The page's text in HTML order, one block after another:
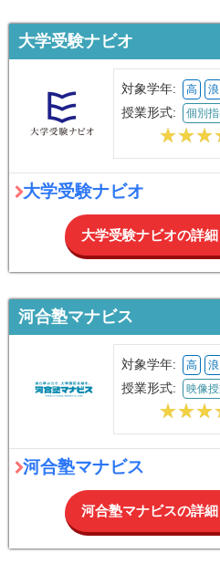
大学受験ナビオ
対象学年: 高 浪
授業形式: 個別
大学受験ナビオ
大学受験ナビオの詳
河合塾マナビス
対象学年: 高 浪
授業形式: 映像
河合塾マナビス
河合塾マナビスの詳